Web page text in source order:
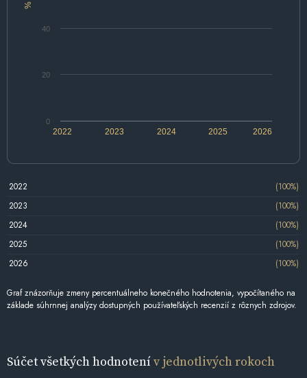
%
2022 2024 2026
2023 2025
0
20
40
2022
(100%)
2023
(100%)
2024
(100%)
2025
(100%)
2026
(100%)
Graf znázorňuje zmeny percentuálneho konečného hodnotenia, vypočítaného na
základe súhrnnej analýzy dostupných používateľských recenzií z rôznych zdrojov.
Súčet všetkých hodnotenív jednotlivých rokoch